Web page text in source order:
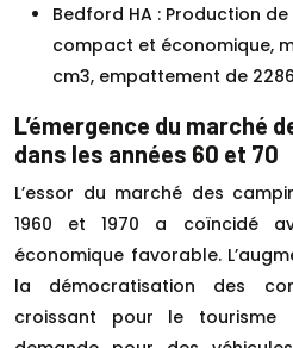
Bedford HA : Production de
compact et économique,
cm3, empattement de
L’émergence du marché
dans les années 60 et 70
L’essor du marché des
1960 et 1970 a coïncidé
économique favorable.
la démocratisation des
croissant pour le